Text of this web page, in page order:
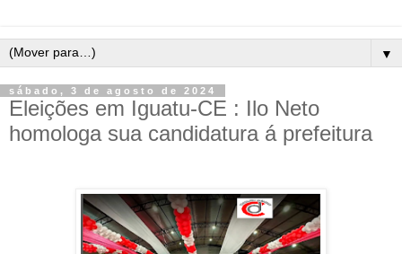
▼
sábado, 3 de agosto de 2024
Eleições em Iguatu-CE : Ilo Neto
homologa sua candidatura á prefeitura